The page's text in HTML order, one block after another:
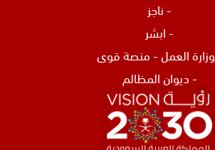
-ناجز
-ابشر
وزارة العمل-منصة قوى
-ديوان المظالم